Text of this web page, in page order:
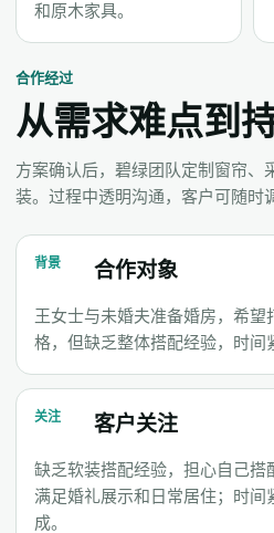
和原木家具。
合作经过
从需求难点到
方案确认后，碧绿团队定制窗帘、
装。过程中透明沟通，客户可随时
背景 合作对象
王女士与未婚夫准备婚房，希望
格，但缺乏整体搭配经验，时间
关注 客户关注
缺乏软装搭配经验，担心自己搭
满足婚礼展示和日常居住；时间
成。